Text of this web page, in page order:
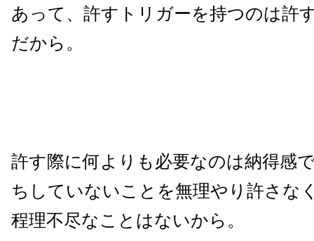
あって、許すトリガーを持つのは許
だから。
許す際に何よりも必要なのは納得感
ちしていないことを無理やり許さな
程理不尽なことはないから。